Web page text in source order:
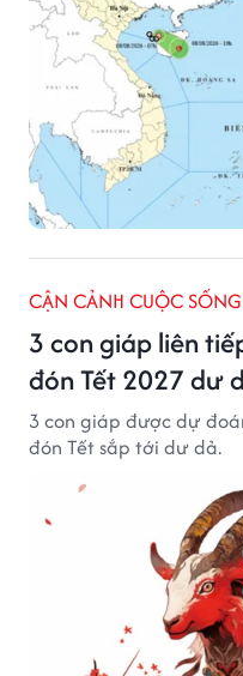
CẬN CẢNH CUỘC SỐNG
3 con giáp liên
đón Tết 2027 dư
3 con giáp được dự
đón Tết sắp tới dư dả.